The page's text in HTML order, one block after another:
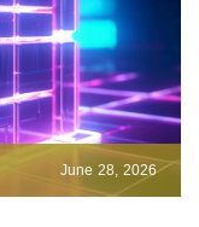
June 28, 2026